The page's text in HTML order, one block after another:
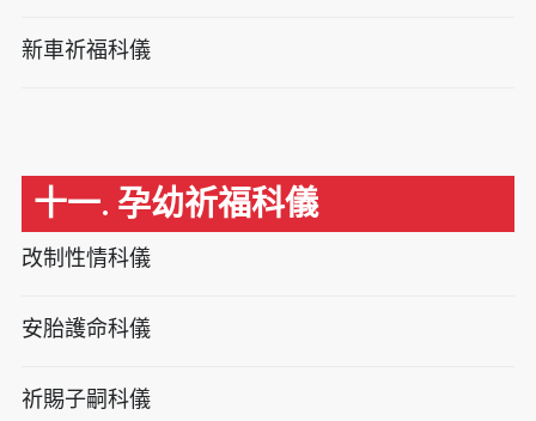
新車祈福科儀
十一. 孕幼祈福科儀
改制性情科儀
安胎護命科儀
祈賜子嗣科儀